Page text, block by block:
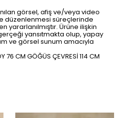
görsel, afiş ve/veya video
düzenlenmesi süreçlerinde
Ürüne ilişkin
yansıtmakta olup, yapay
ve görsel sunum amacıyla
76 CM GÖĞÜS ÇEVRESİ 114 CM